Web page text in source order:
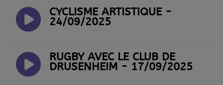
CYCLISME ARTISTIQUE -
24/09/2025
RUGBY AVEC LE CLUB DE
DRUSENHEIM - 17/09/2025